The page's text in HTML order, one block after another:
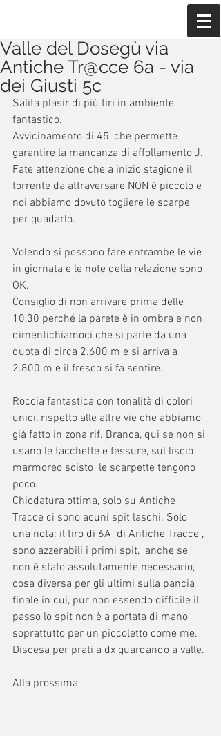
Valle del Dosegù via
Antiche Tr@cce 6a - via
dei Giusti 5c
Salita plasir di più tiri in ambiente
fantastico.
Avvicinamento di 45’ che permette
garantire la mancanza di affollamento J.
Fate attenzione che a inizio stagione il
torrente da attraversare NON è piccolo e
noi abbiamo dovuto togliere le scarpe
per guadarlo.
Volendo si possono fare entrambe le vie
in giornata e le note della relazione sono
OK.
Consiglio di non arrivare prima delle
10,30 perché la parete è in ombra e non
dimentichiamoci che si parte da una
quota di circa 2.600 m e si arriva a
2.800 m e il fresco si fa sentire.
Roccia fantastica con tonalità di colori
unici, rispetto alle altre vie che abbiamo
già fatto in zona rif. Branca, qui se non si
usano le tacchette e fessure, sul liscio
marmoreo scisto  le scarpette tengono
poco.
Chiodatura ottima, solo su Antiche
Tracce ci sono acuni spit laschi. Solo
una nota: il tiro di 6A  di Antiche Tracce ,
sono azzerabili i primi spit,  anche se
non è stato assolutamente necessario,
cosa diversa per gli ultimi sulla pancia
finale in cui, pur non essendo difficile il
passo lo spit non è a portata di mano
soprattutto per un piccoletto come me.
Discesa per prati a dx guardando a valle.
Alla prossima